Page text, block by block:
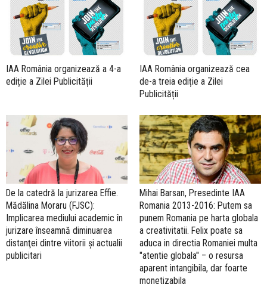
IAA România organizează a 4-a
ediție a Zilei Publicității
IAA România organizează cea
de-a treia ediție a Zilei
Publicității
De la catedră la jurizarea Effie.
Mădălina Moraru (FJSC):
Implicarea mediului academic în
jurizare înseamnă diminuarea
distanţei dintre viitorii și actualii
publicitari
Mihai Barsan, Presedinte IAA
Romania 2013-2016: Putem sa
punem Romania pe harta globala
a creativitatii. Felix poate sa
aduca in directia Romaniei multa
"atentie globala" – o resursa
aparent intangibila, dar foarte
monetizabila